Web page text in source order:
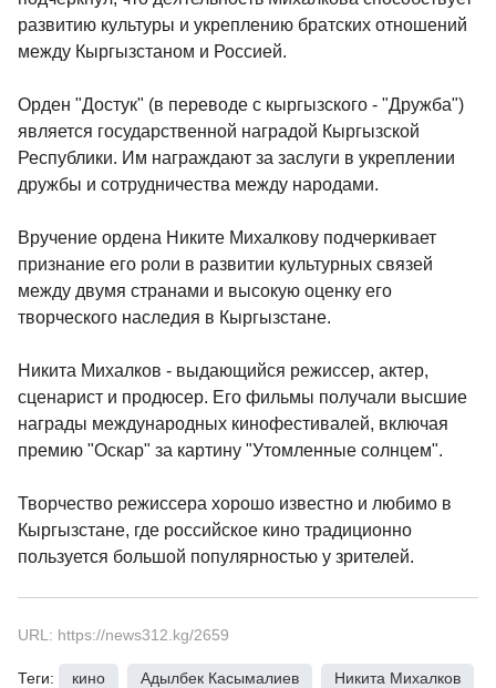
развитию культуры и укреплению братских отношений
между Кыргызстаном и Россией.
Орден "Достук" (в переводе с кыргызского - "Дружба")
является государственной наградой Кыргызской
Республики. Им награждают за заслуги в укреплении
дружбы и сотрудничества между народами.
Вручение ордена Никите Михалкову подчеркивает
признание его роли в развитии культурных связей
между двумя странами и высокую оценку его
творческого наследия в Кыргызстане.
Никита Михалков - выдающийся режиссер, актер,
сценарист и продюсер. Его фильмы получали высшие
награды международных кинофестивалей, включая
премию "Оскар" за картину "Утомленные солнцем".
Творчество режиссера хорошо известно и любимо в
Кыргызстане, где российское кино традиционно
пользуется большой популярностью у зрителей.
URL: https://news312.kg/2659
Теги: кино Адылбек Касымалиев Никита Михалков